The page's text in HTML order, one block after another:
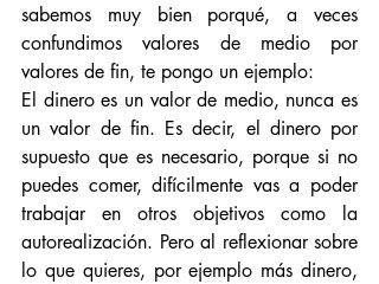
sabemos muy bien porqué, a veces
confundimos valores de medio por
valores de fin, te pongo un ejemplo:
El dinero es un valor de medio, nunca es
un valor de fin. Es decir, el dinero por
supuesto que es necesario, porque si no
puedes comer, difícilmente vas a poder
trabajar en otros objetivos como la
autorealización. Pero al reflexionar sobre
lo que quieres, por ejemplo más dinero,